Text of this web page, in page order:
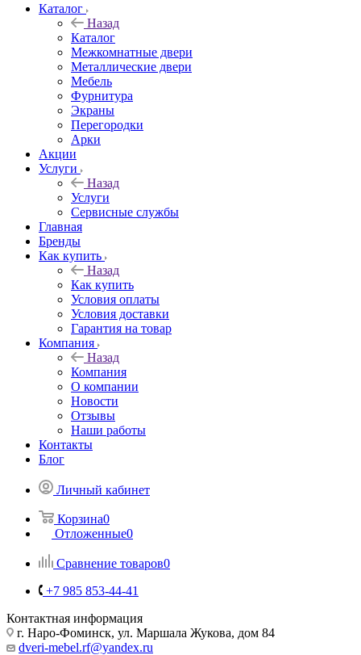
Каталог
Назад
Каталог
Межкомнатные двери
Металлические двери
Мебель
Фурнитура
Экраны
Перегородки
Арки
Акции
Услуги
Назад
Услуги
Сервисные службы
Главная
Бренды
Как купить
Назад
Как купить
Условия оплаты
Условия доставки
Гарантия на товар
Компания
Назад
Компания
О компании
Новости
Отзывы
Наши работы
Контакты
Блог
Личный кабинет
Корзина0
Отложенные0
Сравнение товаров0
+7 985 853-44-41
Контактная информация
г. Наро-Фоминск, ул. Маршала Жукова, дом 84
dveri-mebel.rf@yandex.ru